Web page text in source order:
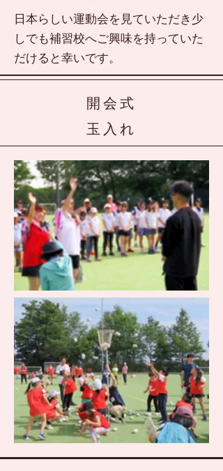
​日本らしい運動会を見ていただき少
しでも補習校へご興味を持っていた
だけると幸いです。
開会式
玉入れ